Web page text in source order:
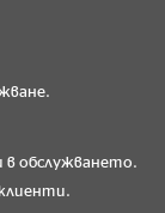
обслужването.